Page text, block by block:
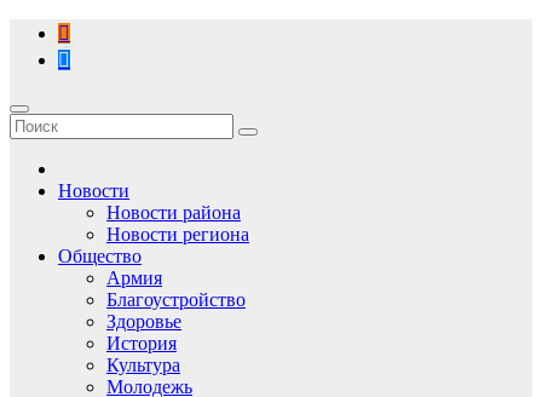
Перейти
содержимому
Новости
Новости района
Новости региона
Общество
Армия
Благоустройство
Здоровье
История
Культура
Молодежь